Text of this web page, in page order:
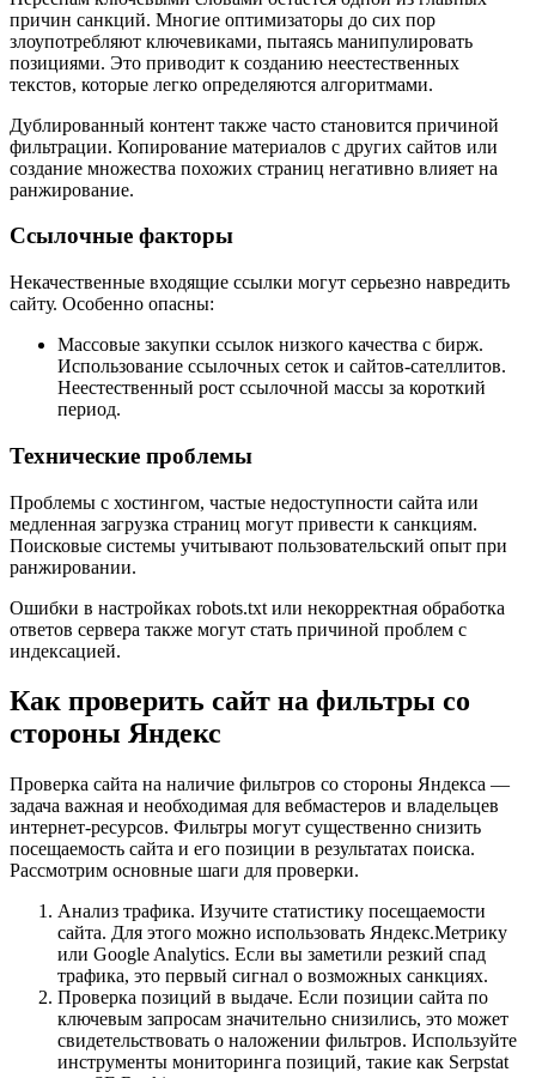
причин санкций. Многие оптимизаторы до сих пор
злоупотребляют ключевиками, пытаясь манипулировать
позициями. Это приводит к созданию неестественных
текстов, которые легко определяются алгоритмами.
Дублированный контент также часто становится причиной
фильтрации. Копирование материалов с других сайтов или
создание множества похожих страниц негативно влияет на
ранжирование.
Ссылочные факторы
Некачественные входящие ссылки могут серьезно навредить
сайту. Особенно опасны:
Массовые закупки ссылок низкого качества с бирж.
Использование ссылочных сеток и сайтов-сателлитов.
Неестественный рост ссылочной массы за короткий
период.
Технические проблемы
Проблемы с хостингом, частые недоступности сайта или
медленная загрузка страниц могут привести к санкциям.
Поисковые системы учитывают пользовательский опыт при
ранжировании.
Ошибки в настройках robots.txt или некорректная обработка
ответов сервера также могут стать причиной проблем с
индексацией.
Как проверить сайт на фильтры со
стороны Яндекс
Проверка сайта на наличие фильтров со стороны Яндекса —
задача важная и необходимая для вебмастеров и владельцев
интернет-ресурсов. Фильтры могут существенно снизить
посещаемость сайта и его позиции в результатах поиска.
Рассмотрим основные шаги для проверки.
Анализ трафика. Изучите статистику посещаемости
сайта. Для этого можно использовать Яндекс.Метрику
или Google Analytics. Если вы заметили резкий спад
трафика, это первый сигнал о возможных санкциях.
Проверка позиций в выдаче. Если позиции сайта по
ключевым запросам значительно снизились, это может
свидетельствовать о наложении фильтров. Используйте
инструменты мониторинга позиций, такие как Serpstat